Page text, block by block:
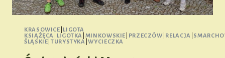
KRASOWICE LIGOTA
KSIĄŻĘCA
LIGOTKA MINKOWSKIE PRZECZÓW RELACJA
ŚLĄSKIE |TURYSTYKA |WYCIECZKA